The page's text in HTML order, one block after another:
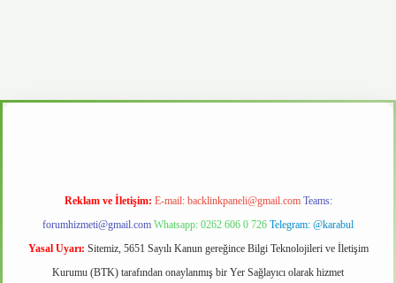
Reklam ve İletişim: E-mail: backlinkpaneli@gmail.com Teams:
forumhizmeti@gmail.com Whatsapp: 0262 606 0 726 Telegram: @karabul
Yasal Uyarı: Sitemiz, 5651 Sayılı Kanun gereğince Bilgi Teknolojileri ve İletişim
Kurumu (BTK) tarafından onaylanmış bir Yer Sağlayıcı olarak hizmet